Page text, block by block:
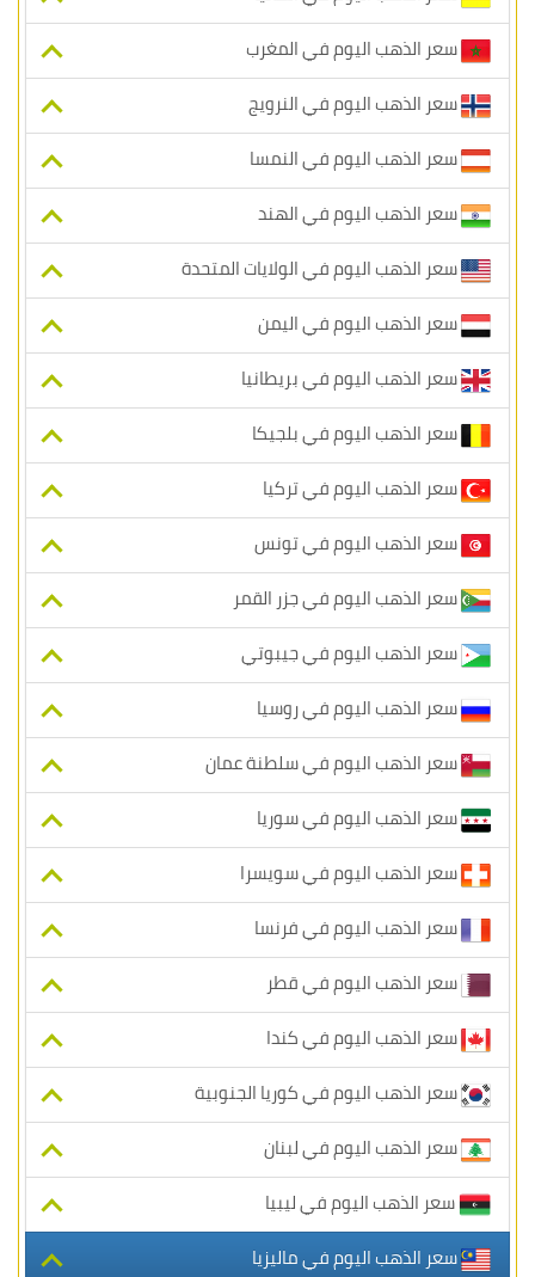
سعر الذهب اليوم في المغرب
سعر الذهب اليوم في النرويج
سعر الذهب اليوم في النمسا
سعر الذهب اليوم في الهند
سعر الذهب اليوم في الولايات المتحدة
سعر الذهب اليوم في اليمن
سعر الذهب اليوم في بريطانيا
سعر الذهب اليوم في بلجيكا
سعر الذهب اليوم في تركيا
سعر الذهب اليوم في تونس
سعر الذهب اليوم في جزر القمر
سعر الذهب اليوم في جيبوتي
سعر الذهب اليوم في روسيا
سعر الذهب اليوم في سلطنة عمان
سعر الذهب اليوم في سوريا
سعر الذهب اليوم في سويسرا
سعر الذهب اليوم في فرنسا
سعر الذهب اليوم في قطر
سعر الذهب اليوم في كندا
سعر الذهب اليوم في كوريا الجنوبية
سعر الذهب اليوم في لبنان
سعر الذهب اليوم في ليبيا
سعر الذهب اليوم في ماليزيا